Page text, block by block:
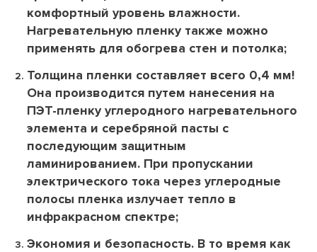
комфортный уровень влажности.
Нагревательную пленку также можно
применять для обогрева стен и потолка;
Толщина пленки составляет всего 0,4 мм!
Она производится путем нанесения на
ПЭТ-пленку углеродного нагревательного
элемента и серебряной пасты с
последующим защитным
ламинированием. При пропускании
электрического тока через углеродные
полосы пленка излучает тепло в
инфракрасном спектре;
Экономия и безопасность. В то время как